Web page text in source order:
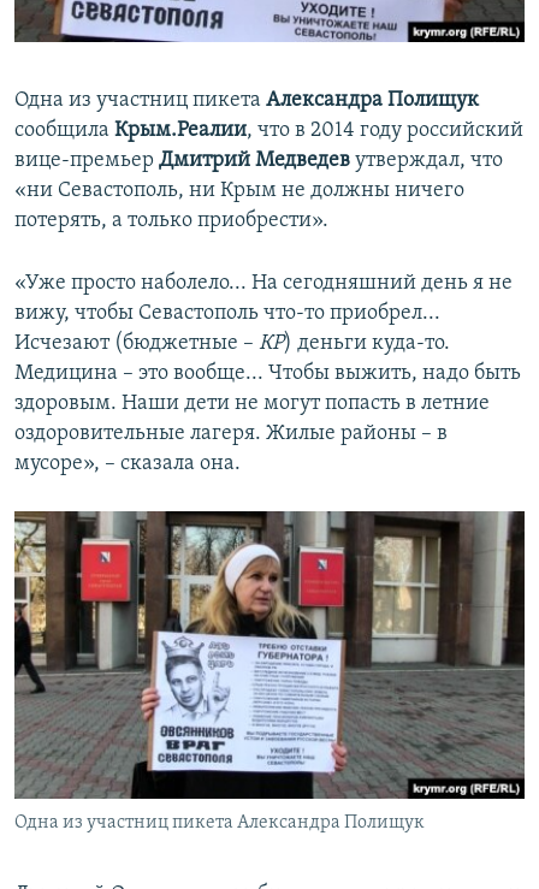
Одна из участниц пикета Александра Полищук
сообщила Крым.Реалии, что в 2014 году российский
вице-премьер Дмитрий Медведев утверждал, что
«ни Севастополь, ни Крым не должны ничего
потерять, а только приобрести».
«Уже просто наболело... На сегодняшний день я не
вижу, чтобы Севастополь что-то приобрел...
Исчезают (бюджетные – КР) деньги куда-то.
Медицина – это вообще... Чтобы выжить, надо быть
здоровым. Наши дети не могут попасть в летние
оздоровительные лагеря. Жилые районы – в
мусоре», – сказала она.
Одна из участниц пикета Александра Полищук